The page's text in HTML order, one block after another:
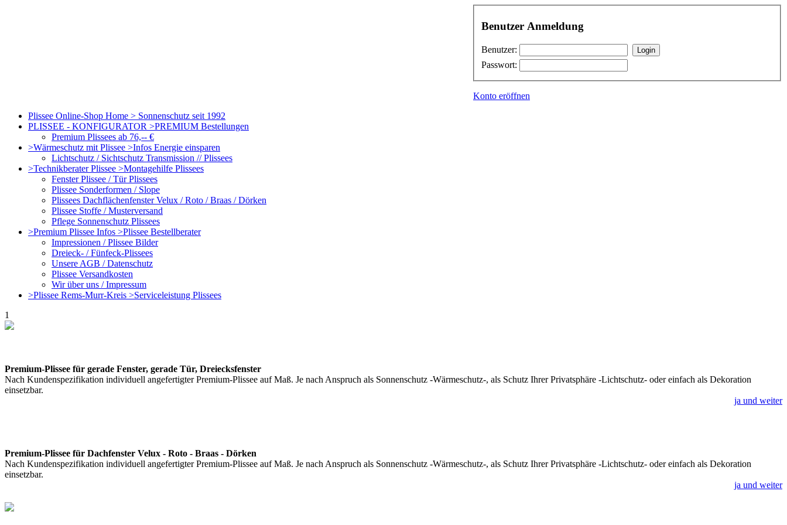
Benutzer Anmeldung
Benutzer:
Passwort:
Konto eröffnen
Plissee Online-Shop Home > Sonnenschutz seit 1992
PLISSEE - KONFIGURATOR >PREMIUM Bestellungen
Premium Plissees ab 76,-- €
>Wärmeschutz mit Plissee >Infos Energie einsparen
Lichtschutz / Sichtschutz Transmission // Plissees
>Technikberater Plissee >Montagehilfe Plissees
Fenster Plissee / Tür Plissees
Plissee Sonderformen / Slope
Plissees Dachflächenfenster Velux / Roto / Braas / Dörken
Plissee Stoffe / Musterversand
Pflege Sonnenschutz Plissees
>Premium Plissee Infos >Plissee Bestellberater
Impressionen / Plissee Bilder
Dreieck- / Fünfeck-Plissees
Unsere AGB / Datenschutz
Plissee Versandkosten
Wir über uns / Impressum
>Plissee Rems-Murr-Kreis >Serviceleistung Plissees
1
Premium-Plissee für gerade Fenster, gerade Tür, Dreiecksfenster
Nach Kundenspezifikation individuell angefertigter Premium-Plissee auf Maß. Je nach Anspruch als Sonnenschutz -Wärmeschutz-, als Schutz Ihrer Privatsphäre -Lichtschutz- oder einfach als Dekoration
einsetzbar.
ja und weiter
Premium-Plissee für Dachfenster Velux - Roto - Braas - Dörken
Nach Kundenspezifikation individuell angefertigter Premium-Plissee auf Maß. Je nach Anspruch als Sonnenschutz -Wärmeschutz-, als Schutz Ihrer Privatsphäre -Lichtschutz- oder einfach als Dekoration
einsetzbar.
ja und weiter